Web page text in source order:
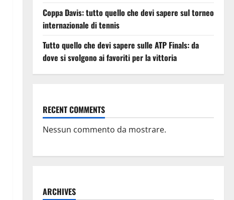
Coppa Davis: tutto quello che devi sapere sul torneo
internazionale di tennis
Tutto quello che devi sapere sulle ATP Finals: da
dove si svolgono ai favoriti per la vittoria
RECENT COMMENTS
Nessun commento da mostrare.
ARCHIVES